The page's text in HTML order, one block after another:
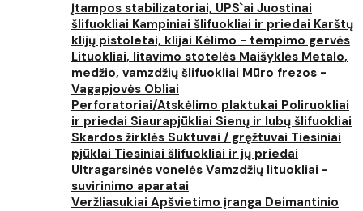
Įtampos stabilizatoriai, UPS`ai Juostinai
šlifuokliai Kampiniai šlifuokliai ir priedai Karštų
klijų pistoletai, klijai Kėlimo - tempimo gervės
Lituokliai, litavimo stotelės Maišyklės Metalo,
medžio, vamzdžių šlifuokliai Mūro frezos -
Vagapjovės Obliai
Perforatoriai/Atskėlimo plaktukai Poliruokliai
ir priedai Siaurapjūkliai Sienų ir lubų šlifuokliai
Skardos žirklės Suktuvai / gręžtuvai Tiesiniai
pjūklai Tiesiniai šlifuokliai ir jų priedai
Ultragarsinės vonelės Vamzdžių lituokliai -
suvirinimo aparatai
Veržliasukiai Apšvietimo įranga Deimantinio